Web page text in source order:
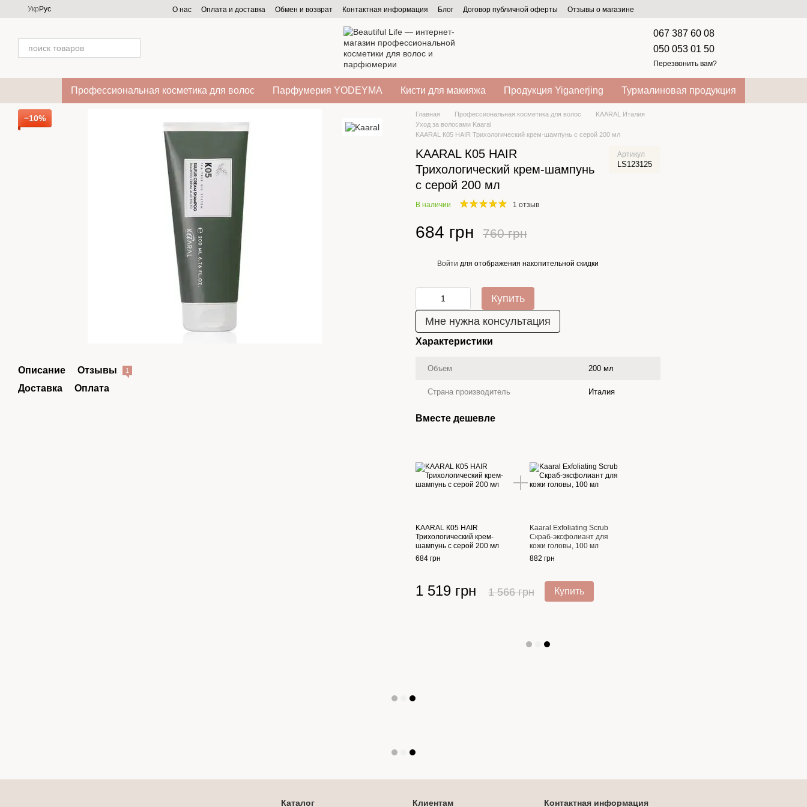
Перейти к основному контенту
Укр Рус О нас Оплата и доставка Обмен и возврат Контактная информация Блог Договор публичной оферты Отзывы о магазине
067 387 60 08
050 053 01 50
Перезвонить вам?
Профессиональная косметика для волос Парфумерия YODEYMA Кисти для макияжа Продукция Yiganerjing Турмалиновая продукция
−10%
Описание Отзывы 1
Доставка Оплата
Главная Профессиональная косметика для волос
KAARAL Италия
Уход за волосами Kaaral
KAARAL К05 HAIR Трихологический крем-шампунь с серой 200 мл
KAARAL К05 HAIR
Трихологический крем-шампунь
с серой 200 мл
Артикул
LS123125
В наличии 1 отзыв
684 грн 760 грн
Войти для отображения накопительной скидки
Купить
Мне нужна консультация
Характеристики
Объем 200 мл
Страна производитель Италия
Вместе дешевле
KAARAL К05 HAIR
Трихологический крем-
шампунь с серой 200 мл
684 грн
Kaaral Exfoliating Scrub
Скраб-эксфолиант для
кожи головы, 100 мл
882 грн
1 519 грн 1 566 грн Купить
Каталог Клиентам Контактная информация